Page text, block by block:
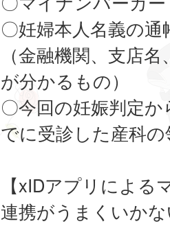
〇妊婦本人名義の
（金融機関、支店
が分かるもの）
〇今回の妊娠判定
でに受診した産科
【xIDアプリによ
連携がうまくいかな